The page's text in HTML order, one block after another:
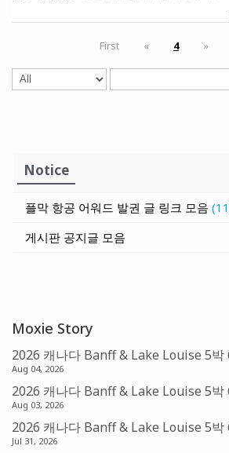
First « 4 »
Notice
플막 항공 어워드 발권 글 링크 모음
게시판 공지글 모음
Moxie Story
Aug 04, 2026
Aug 03, 2026
Jul 31, 2026